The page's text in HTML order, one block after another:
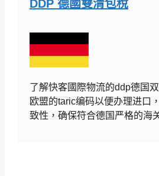
DDP 德國雙清包稅
了解快客國際物流的ddp德国
欧盟的taric编码以便办理进口
致性，确保符合德国严格的海